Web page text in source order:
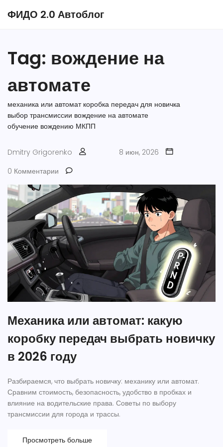
ФИДО 2.0 Автоблог
Tag: вождение на
автомате
механика или автомат коробка передач для новичка
выбор трансмиссии вождение на автомате
обучение вождению МКПП
Dmitry Grigorenko
8 июн, 2026
0 Комментарии
Механика или автомат: какую
коробку передач выбрать новичку
в 2026 году
Разбираемся, что выбрать новичку: механику или автомат.
Сравним стоимость, безопасность, удобство в пробках и
влияние на водительские права. Советы по выбору
трансмиссии для города и трассы.
Просмотреть больше